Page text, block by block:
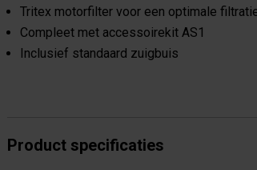
Tritex motorfilter voor een optimale
Compleet met accessoirekit AS1
Inclusief standaard zuigbuis
Product specificaties